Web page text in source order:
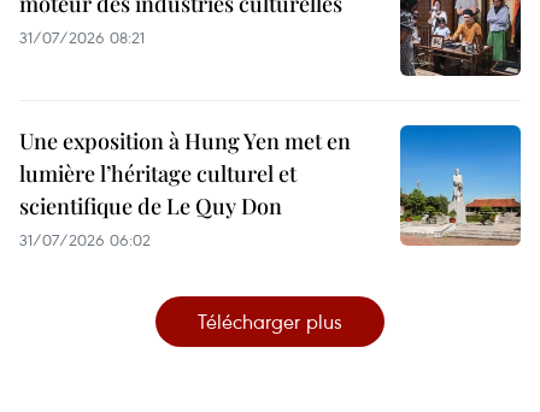
31/07/2026 08:21
Une exposition à Hung Yen met en
lumière l’héritage culturel et
scientifique de Le Quy Don
31/07/2026 06:02
Télécharger plus